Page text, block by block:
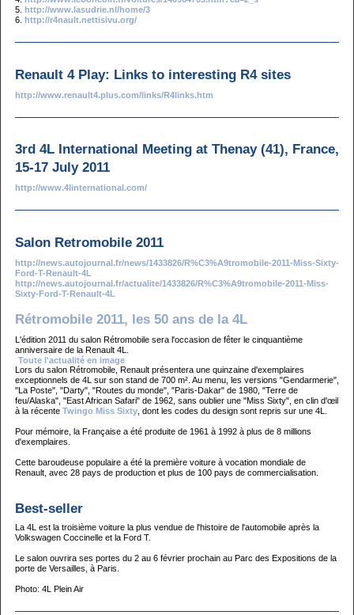
5. http://www.lasudrie.nl/home/3
6. http://r4nault.nettisivu.org/
Renault 4 Play: Links to interesting R4 sites
http://www.renault4.plus.com/links/R4links.htm
3rd 4L International Meeting at Thenay (41), France,
15-17 July 2011
http://www.4linternational.com/
Salon Retromobile 2011
http://news.autojournal.fr/news/1433826/R%C3%A9tromobile-2011-Miss-Sixty-
Ford-T-Renault-4L
http://news.autojournal.fr/actualite/1433826/R%C3%A9tromobile-2011-Miss-
Sixty-Ford-T-Renault-4L
Rétromobile 2011, les 50 ans de la 4L
L'édition 2011 du salon Rétromobile sera l'occasion de fêter le cinquantième
anniversaire de la Renault 4L.
Toute l'actualité en image
Lors du salon Rétromobile, Renault présentera une quinzaine d'exemplaires
exceptionnels de 4L sur son stand de 700 m². Au menu, les versions "Gendarmerie",
"La Poste", "Darty", "Routes du monde", "Paris-Dakar" de 1980, "Terre de
feu/Alaska", "East African Safari" de 1962, sans oublier une "Miss Sixty", en clin d'œil
à la récente Twingo Miss Sixty, dont les codes du design sont repris sur une 4L.
Pour mémoire, la Française a été produite de 1961 à 1992 à plus de 8 millions
d'exemplaires.
Cette baroudeuse populaire a été la première voiture à vocation mondiale de
Renault, avec 28 pays de production et plus de 100 pays de commercialisation.
Best-seller
La 4L est la troisième voiture la plus vendue de l'histoire de l'automobile après la
Volkswagen Coccinelle et la Ford T.
Le salon ouvrira ses portes du 2 au 6 février prochain au Parc des Expositions de la
porte de Versailles, à Paris.
Photo: 4L Plein Air